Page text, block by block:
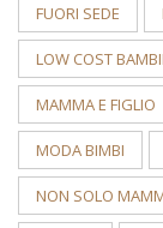
FUORI SEDE
LOW COST
MAMMA E FIGLIO
MODA BIMBI
NON SOLO